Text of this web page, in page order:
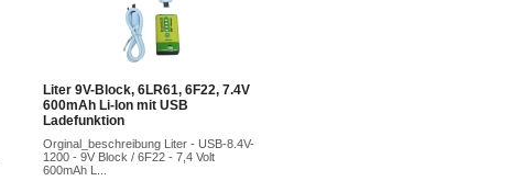
Liter 9V-Block, 6LR61, 6F22, 7.4V
600mAh Li-Ion mit USB
Ladefunktion
Orginal_beschreibung Liter - USB-8.4V-
1200 - 9V Block / 6F22 - 7,4 Volt
600mAh L...